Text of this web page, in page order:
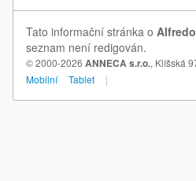
Tato informační stránka o
seznam není redigován.
© 2000-2026 ANNECA s.r.o., Klíšská
Mobilní
Tablet |